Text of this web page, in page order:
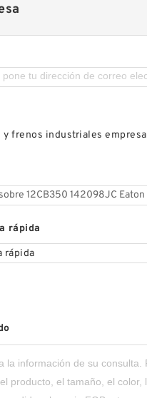
y frenos industriales empresa
rápida
rápida